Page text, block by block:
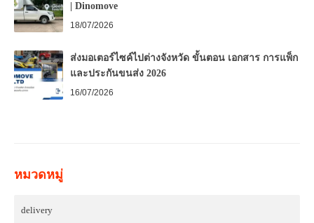
| Dinomove
18/07/2026
ส่งมอเตอร์ไซค์ไปต่างจังหวัด ขั้นตอน เอกสาร การแพ็ก
และประกันขนส่ง 2026
16/07/2026
หมวดหมู่
delivery